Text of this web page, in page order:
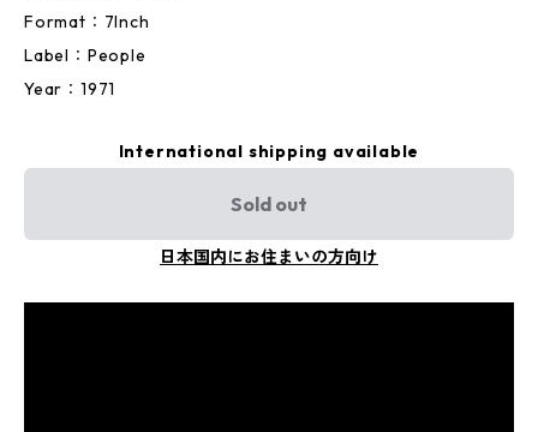
Format：7Inch
Label：People
Year：1971
International shipping available
Sold out
日本国内にお住まいの方向け